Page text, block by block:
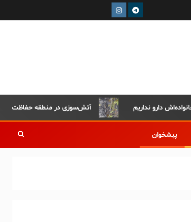
آتش‌سوزی در منطقه حفاظت‌شده دیزمار
پیشخوان